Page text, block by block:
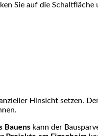
Sie auf die Schaltfläche
Hinsicht setzen.
Bauens kann der